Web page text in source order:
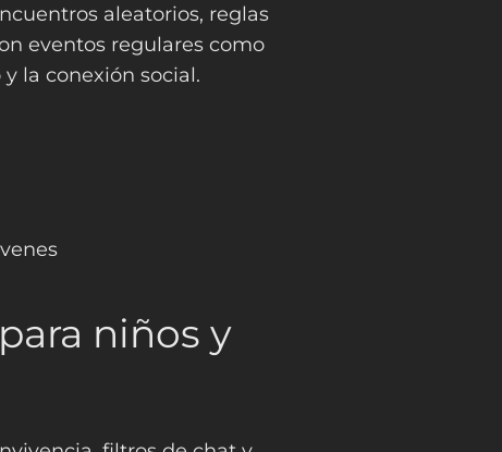
aleatorios, reglas
eventos regulares como
la conexión social.
niños y